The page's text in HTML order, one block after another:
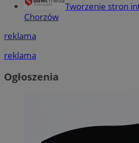
Tworzenie stron
Chorzów
reklama
reklama
Ogłoszenia